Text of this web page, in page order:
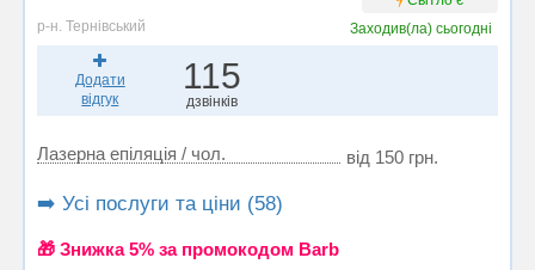
р-н. Тернівський
Заходив(ла)сьогодні
Додати
відгук
115
дзвінків
Лазерна епіляція / чол. від 150 грн.
➡️ Усі послуги та ціни (58)
🎁 Знижка 5% за промокодом Barb